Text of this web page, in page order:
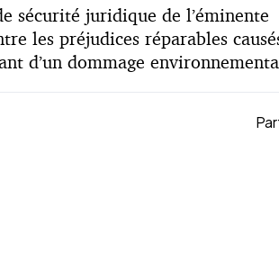
sécurité juridique de l’éminente
les préjudices réparables
d’un dommage